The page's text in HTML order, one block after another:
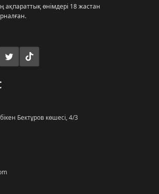
ақпараттық өнімдері 18 жастан
Бектұров көшесі, 4/3